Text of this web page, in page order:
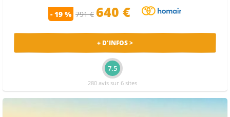
- 19 % 791 € 640 €
+ D'INFOS >
7.5
280 avis sur 6 sites